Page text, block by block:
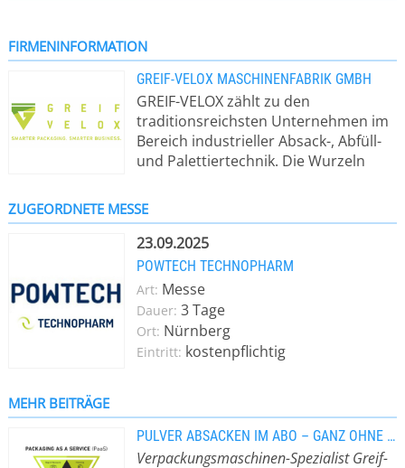
FIRMENINFORMATION
GREIF-VELOX MASCHINENFABRIK GMBH
GREIF-VELOX zählt zu den
traditionsreichsten Unternehmen im
Bereich industrieller Absack-, Abfüll-
und Palettiertechnik. Die Wurzeln
Mönche in Klützow in Pommern die
Greifenmühle gründeten – ein
Ursprung, aus dem über viele
Jahrhunderte praktisches Know-how
im Umgang mit Schüttgütern und
effizienten Verpackungsprozessen
gewachsen ist. Auf dieser Erfahrung
baute Ernst Mahlkuch, dessen Familie
die Greifenmühle seit 1734 besaß, im
und realisiert das Unternehmen
leistungsstarke Absackmaschinen
und Abfüllanlagen für industrielle
ZUGEORDNETE MESSE
23.09.2025
POWTECH TECHNOPHARM
Art: Messe
Dauer: 3 Tage
Ort: Nürnberg
Eintritt: kostenpflichtig
MEHR BEITRÄGE
PULVER ABSACKEN IM ABO – GANZ OHNE INVESTITION
Verpackungsmaschinen-Spezialist Greif-